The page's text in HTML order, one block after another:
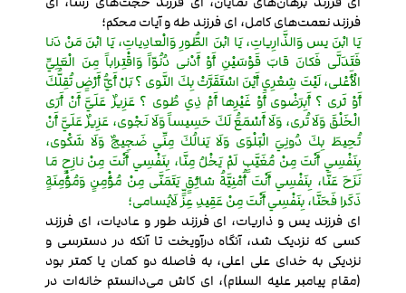
فرزند نعمت‌های کامل، ای فرزند طه و آیات محکم؛
يَا ابْنَ يس وَالذَّارِياتِ، يَا ابْنَ الطُّورِ وَالْعادِياتِ، يَا ابْنَ مَنْ دَنا
فَتَدَلَّى فَكانَ قابَ قَوْسَيْنِ أَوْ أَدْنى دُنُوّاً وَاقْتِراباً مِنَ الْعَلِيِّ
الْأَعْلى، لَيْتَ شِعْرِي أَيْنَ اسْتَقَرَّتْ بِكَ النَّوى ؟ بَلْ أَيُّ أَرْضٍ تُقِلُّكَ
أَوْ ثَرى ؟ أَبِرَضْوى أَوْ غَيْرِها أَمْ ذِي طُوى ؟ عَزِيزٌ عَلَيَّ أَنْ أَرَى
الْخَلْقَ وَلَا تُرى، وَلَا أَسْمَعَ‌ُ لَكَ حَسِيساً وَلَا نَجْوى، عَزِيزٌ عَلَيَّ أَنْ
تُحِيطَ بِكَ دُونِيَ الْبَلْوَى وَلَا يَنالُكَ مِنِّي ضَجِيجٌ وَلَا شَكْوى،
بِنَفْسِي أَنْتَ مِنْ مُغَيَّبٍ لَمْ يَخْلُ مِنَّا، بِنَفْسِي أَنْتَ مِنْ نازِحٍ مَا
نَزَحَ عَنَّا، بِنَفْسِي أَنْتَ أُمْنِيَّةُ شائِقٍ يَتَمَنَّى مِنْ مُؤْمِنٍ وَمُؤْمِنَةٍ
ذَكَرا فَحَنَّا، بِنَفْسِي أَنْتَ مِنْ عَقِيدِ عِزٍّ لَايُسامى؛
ای فرزند یس و ذاریات، ای فرزند طور و عادیات، ای فرزند
کسی که نزدیک شد، آنگاه درآویخت تا آنکه در دسترسی و
نزدیکی به خدای علی اعلی، به فاصله دو کمان یا کمتر بود
(مقام پیامبر علیه السلام)، ای کاش می‌دانستم خانه‌ات در